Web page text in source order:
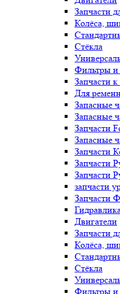
Запчасти
Колёса,
Стёкла
Фильтры
Запчасти
Для
Запасные
Запасные
Запчасти
Запасные
Запчасти
Запчасти
Запчасти
запчасти
Запчасти
Двигатели
Запчасти
Колёса,
Стёкла
Фильтры